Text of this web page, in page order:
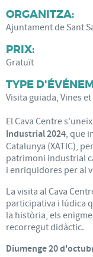
ORGANITZA:
Ajuntament de Sant
PRIX:
Gratuït
TYPE
Visita guiada, Vines et
El Cava Centre
Industrial 2024, que
Catalunya (XATIC),
patrimoni industrial
i enriquidores per al
La visita al Cava
participativa i lúdica
la història, els
recorregut didàctic.
Diumenge 20